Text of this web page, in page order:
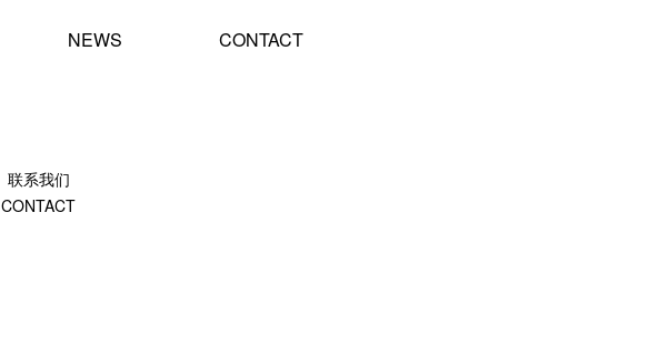
NEWS CONTACT
联系我们
CONTACT